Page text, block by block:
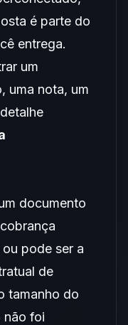
é parte do
entrega.
um
uma nota, um
documento
pode ser a
de
tamanho do
não foi